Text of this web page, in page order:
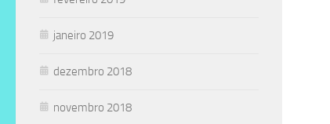
janeiro 2019
dezembro 2018
novembro 2018